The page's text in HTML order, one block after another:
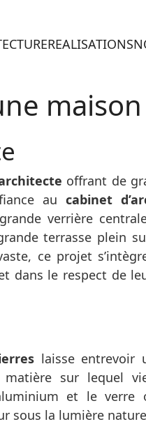
REALISATIONS
offrant de
au cabinet
verrière
terrasse plein
ce projet
dans le respect de
laisse entrevoir
sur lequel
et le verre
sous la lumière